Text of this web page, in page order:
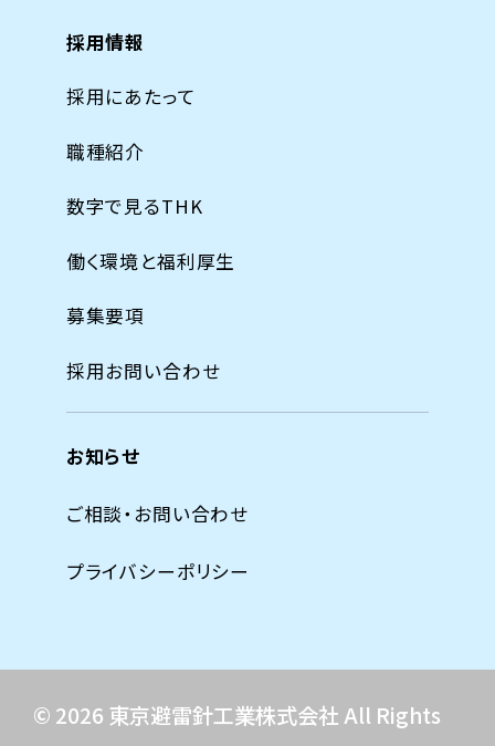
採用情報
採用にあたって
職種紹介
数字で見るTHK
働く環境と福利厚生
募集要項
採用お問い合わせ
お知らせ
ご相談・お問い合わせ
プライバシーポリシー
© 2026 東京避雷針工業株式会社 All Rights